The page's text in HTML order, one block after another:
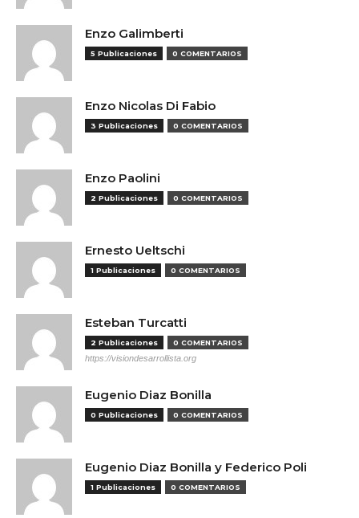
Enzo Galimberti
5 Publicaciones 0 COMENTARIOS
Enzo Nicolas Di Fabio
3 Publicaciones 0 COMENTARIOS
Enzo Paolini
2 Publicaciones 0 COMENTARIOS
Ernesto Ueltschi
1 Publicaciones 0 COMENTARIOS
Esteban Turcatti
2 Publicaciones 0 COMENTARIOS
https://visiondesarrollista.org
Eugenio Diaz Bonilla
0 Publicaciones 0 COMENTARIOS
Eugenio Diaz Bonilla y Federico Poli
1 Publicaciones 0 COMENTARIOS